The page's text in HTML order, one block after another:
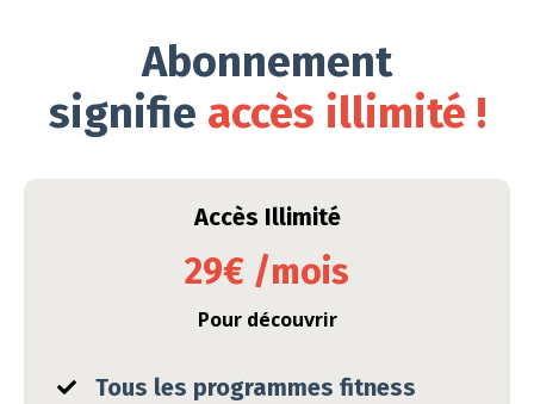
Abonnement
signifie accès illimité !
Accès Illimité
29€ /mois
Pour découvrir
Tous les programmes fitness